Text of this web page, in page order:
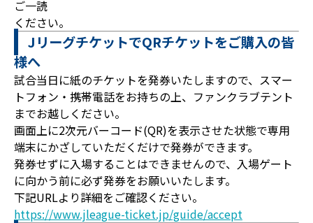
ご一読
ください。
JリーグチケットでQRチケットをご購入の皆
様へ
試合当日に紙のチケットを発券いたしますので、スマー
トフォン・携帯電話をお持ちの上、ファンクラブテント
までお越しください。
画面上に2次元バーコード(QR)を表示させた状態で専用
端末にかざしていただくだけで発券ができます。
発券せずに入場することはできませんので、入場ゲート
に向かう前に必ず発券をお願いいたします。
下記URLより詳細をご確認ください。
https://www.jleague-ticket.jp/guide/accept